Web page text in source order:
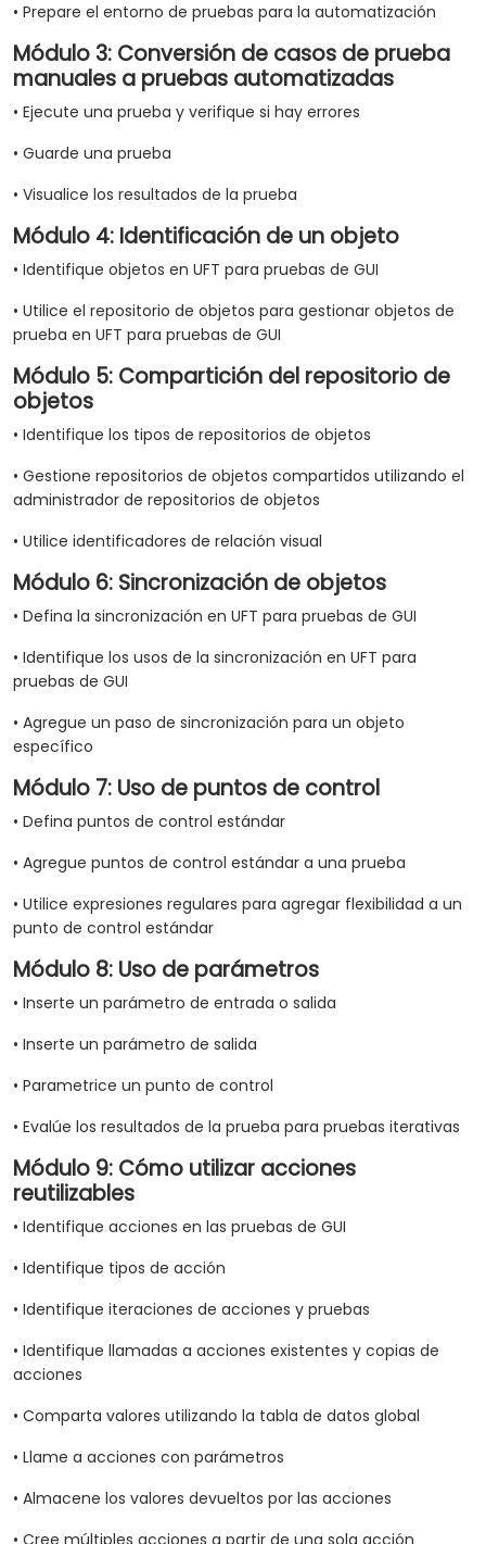
• Prepare el entorno de pruebas para la automatización
Módulo 3: Conversión de casos de prueba
manuales a pruebas automatizadas
• Ejecute una prueba y verifique si hay errores
• Guarde una prueba
• Visualice los resultados de la prueba
Módulo 4: Identificación de un objeto
• Identifique objetos en UFT para pruebas de GUI
• Utilice el repositorio de objetos para gestionar objetos de
prueba en UFT para pruebas de GUI
Módulo 5: Compartición del repositorio de
objetos
• Identifique los tipos de repositorios de objetos
• Gestione repositorios de objetos compartidos utilizando el
administrador de repositorios de objetos
• Utilice identificadores de relación visual
Módulo 6: Sincronización de objetos
• Defina la sincronización en UFT para pruebas de GUI
• Identifique los usos de la sincronización en UFT para
pruebas de GUI
• Agregue un paso de sincronización para un objeto
específico
Módulo 7: Uso de puntos de control
• Defina puntos de control estándar
• Agregue puntos de control estándar a una prueba
• Utilice expresiones regulares para agregar flexibilidad a un
punto de control estándar
Módulo 8: Uso de parámetros
• Inserte un parámetro de entrada o salida
• Inserte un parámetro de salida
• Parametrice un punto de control
• Evalúe los resultados de la prueba para pruebas iterativas
Módulo 9: Cómo utilizar acciones
reutilizables
• Identifique acciones en las pruebas de GUI
• Identifique tipos de acción
• Identifique iteraciones de acciones y pruebas
• Identifique llamadas a acciones existentes y copias de
acciones
• Comparta valores utilizando la tabla de datos global
• Llame a acciones con parámetros
• Almacene los valores devueltos por las acciones